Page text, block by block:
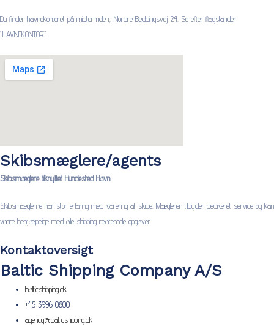
Du finder havnekontoret på midtermolen, Nordre Beddingsvej 24. Se efter flagstander
”HAVNEKONTOR”.
Skibsmæglere/agents
Skibsmæglere tilknyttet Hundested Havn
Skibsmæglerne har stor erfaring med klarering af skibe. Mægleren tilbyder dedikeret service og kan
være behjælpelige med alle shipping relaterede opgaver.
Kontaktoversigt
Baltic Shipping Company A/S
balticshipping.dk
+45 3996 0800
agency@balticshipping.dk